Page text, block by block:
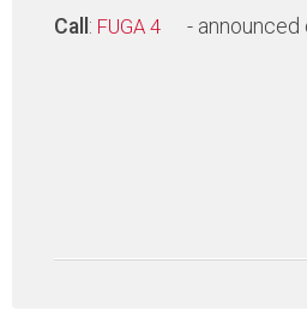
Call : FUGA 4 - announced